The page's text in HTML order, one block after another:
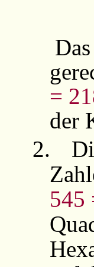
=
der
2.
545